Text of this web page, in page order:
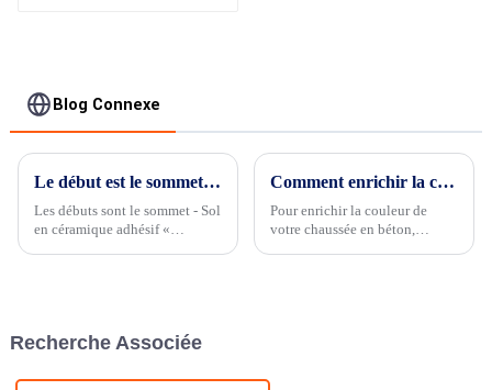
Blog Connexe
Le début est le sommet - sol en céramique adhésive « Shanghai Fish »
Les débuts sont le sommet - Sol
en céramique adhésif «
de Fengxian et d'un n...
Comment enrichir la couleur d'un revêtement en béton ?
Pour enrichir la couleur de
votre chaussée en béton,
Recherche Associée